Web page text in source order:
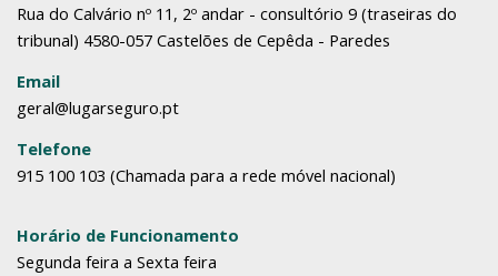
Rua do Calvário nº 11, 2º andar - consultório 9 (traseiras do
tribunal) 4580-057 Castelões de Cepêda - Paredes
Email
geral@lugarseguro.pt
Telefone
915 100 103 (Chamada para a rede móvel nacional)
Horário de Funcionamento
Segunda feira a Sexta feira